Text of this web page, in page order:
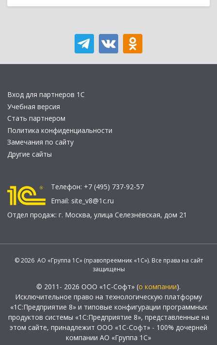
Вход для партнеров 1С
Учебная версия
Стать партнером
Политика конфиденциальности
Замечания по сайту
Другие сайты
Телефон: +7 (495) 737-92-57
Email: site_v8@1c.ru
Отдел продаж: г. Москва, улица Селезнёвская, дом 21
© 2026 АО «Группа 1С» (правопреемник «1С»). Все права на сайт
защищены
© 2011- 2026 ООО «1С-Софт» (о компании).
Исключительное право на технологическую платформу
«1С:Предприятие 8» и типовые конфигурации программных
продуктов системы «1С:Предприятие 8», представленные на
этом сайте, принадлежит ООО «1С-Софт» - 100% дочерней
компании АО «Группа 1С»